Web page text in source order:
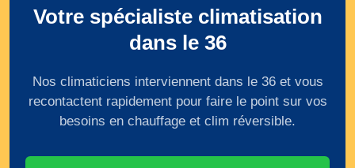
Votre spécialiste climatisation
dans le 36
Nos climaticiens interviennent dans le 36 et vous
recontactent rapidement pour faire le point sur vos
besoins en chauffage et clim réversible.